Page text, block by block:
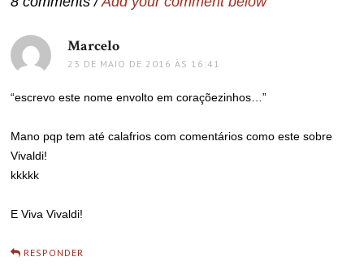
Marcelo
23 DE MAIO DE 2016 ÀS 16:41
“escrevo este nome envolto em coraçõezinhos…”
Mano pqp tem até calafrios com comentários como este sobre
Vivaldi!
kkkkk
E Viva Vivaldi!
RESPONDER